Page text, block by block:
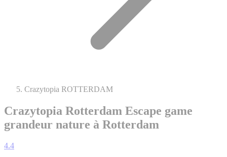
Crazytopia ROTTERDAM
Crazytopia Rotterdam Escape game
grandeur nature à Rotterdam
4.4